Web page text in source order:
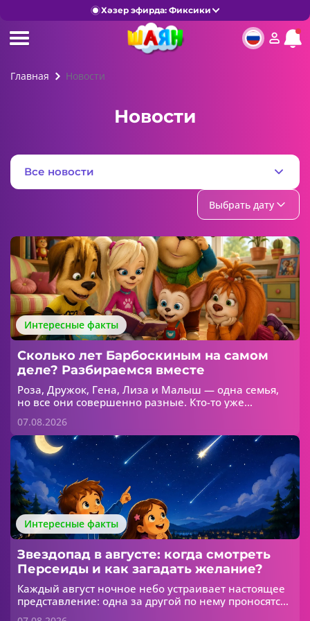
Хәзер эфирда: Фиксики
Главная Новости
Новости
Все новости
Выбрать дату
Интересные факты
Сколько лет Барбоскиным на самом
деле? Разбираемся вместе
Роза, Дружок, Гена, Лиза и Малыш — одна семья,
но все они совершенно разные. Кто-то уже
футболе, а кто-то пока больше всего любит
игрушки. Но сколько лет каждому из Барбоскиных?
07.08.2026
Интересные факты
Звездопад в августе: когда смотреть
Персеиды и как загадать желание?
Каждый август ночное небо устраивает настоящее
представление: одна за другой по нему проносятся